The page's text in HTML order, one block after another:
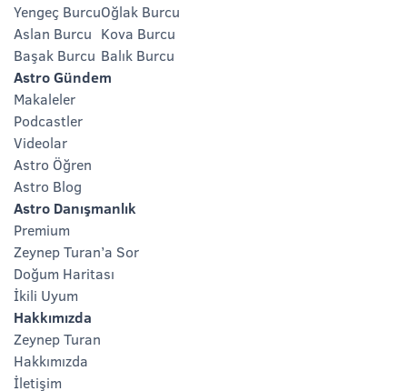
Yengeç Burcu
Aslan Burcu
Başak Burcu
Oğlak Burcu
Kova Burcu
Balık Burcu
Astro Gündem
Makaleler
Podcastler
Videolar
Astro Öğren
Astro Blog
Astro Danışmanlık
Premium
Zeynep Turan’a Sor
Doğum Haritası
İkili Uyum
Hakkımızda
Zeynep Turan
Hakkımızda
İletişim